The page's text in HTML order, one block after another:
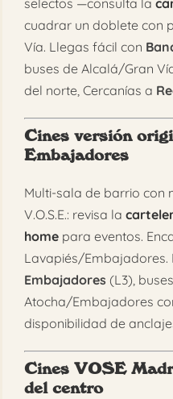
selectos —consulta la
cuadrar un doblete con
Vía. Llegas fácil con
buses de Alcalá/Gran
del norte, Cercanías a
Cines versión
Embajadores
Multi-sala de barrio con
V.O.S.E.: revisa la
homepara eventos.
Lavapiés/Embajadores.
Embajadores (L3),
Atocha/Embajadores
disponibilidad de
Cines VOSE
del centro